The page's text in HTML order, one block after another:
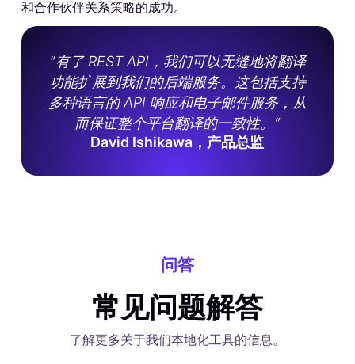
和合作伙伴关系策略的成功。
“有了 REST API，我们可以无缝地将翻译
功能扩展到我们的后端服务。这包括支持
多种语言的 API 响应和电子邮件服务，从
而保证整个平台翻译的一致性。”
David Ishikawa，产品总监
问答
常见问题解答
了解更多关于我们本地化工具的信息。